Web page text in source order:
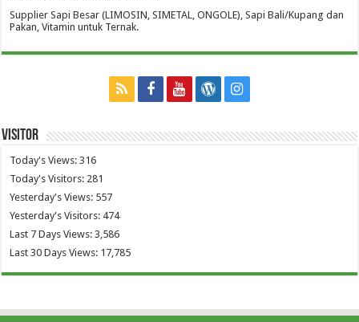
Supplier Sapi Besar (LIMOSIN, SIMETAL, ONGOLE), Sapi Bali/Kupang dan
Pakan, Vitamin untuk Ternak.
Visitor
Today's Views:316
Today's Visitors: 281
Yesterday's Views: 557
Yesterday's Visitors: 474
Last 7 Days Views:3,586
Last 30 Days Views: 17,785